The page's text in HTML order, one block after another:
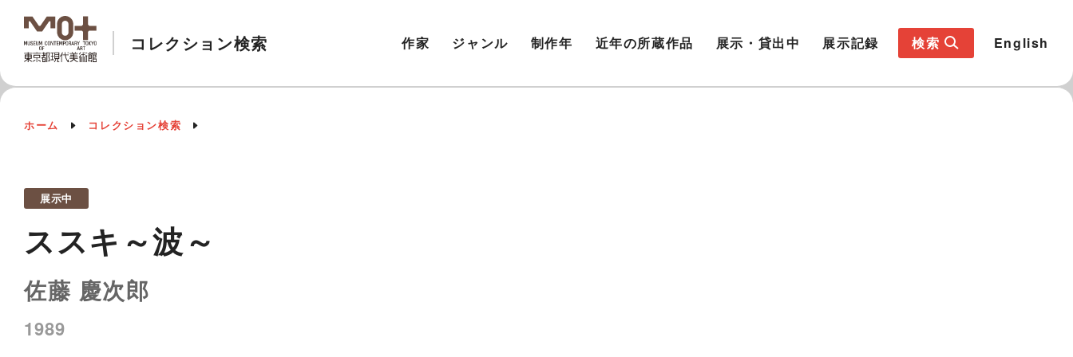
コレクション検索 作家 ジャンル 制作年 近年の所蔵作品 展示・貸出中 展示記録 検索 English
ホーム コレクション検索
展示中
ススキ～波～
佐藤 慶次郎
1989